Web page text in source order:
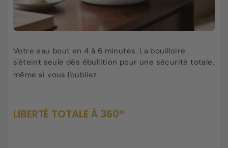
Votre eau bout en 4 à 6 minutes. La bouilloire
s'éteint seule dès ébullition pour une sécurité totale,
même si vous l'oubliez.
LIBERTÉ TOTALE À 360°